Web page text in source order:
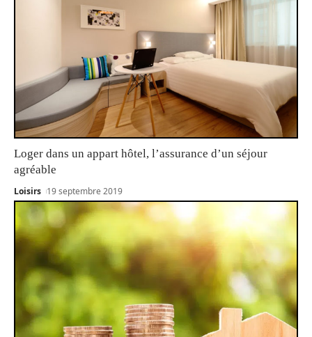
Loger dans un appart hôtel, l’assurance d’un séjour
agréable
Loisirs 19 septembre 2019